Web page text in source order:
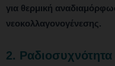
για θερμική
νεοκολλαγονογένεσης.
2. Ραδιοσυχνότητα